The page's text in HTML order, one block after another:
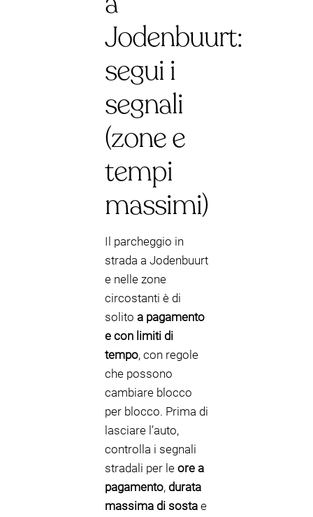
Jodenbuurt:
segui i
segnali
(zone e
tempi
massimi)
Il parcheggio in
strada a Jodenbuurt
e nelle zone
circostanti è di
solito a pagamento
e con limiti di
tempo, con regole
che possono
cambiare blocco
per blocco. Prima di
lasciare l’auto,
controlla i segnali
stradali per le ore a
pagamento, durata
massima di sosta e